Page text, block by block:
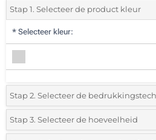
Stap 1. Selecteer de product kleur
* Selecteer kleur:
Stap 2. Selecteer de
*Selecteer de bedrukking en kleuren van
Stap 3. Selecteer de hoeveelheid